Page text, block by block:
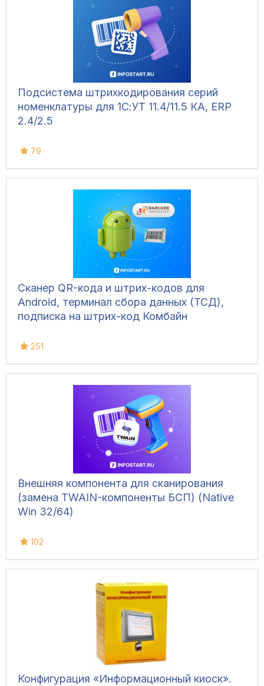
Подсистема штрихкодирования серий
номенклатуры для 1С:УТ 11.4/11.5 КА, ERP
2.4/2.5
79
Сканер QR-кода и штрих-кодов для
Android, терминал сбора данных (ТСД),
подписка на штрих-код Комбайн
251
Внешняя компонента для сканирования
(замена TWAIN-компоненты БСП) (Native
Win 32/64)
102
Конфигурация «Информационный киоск».